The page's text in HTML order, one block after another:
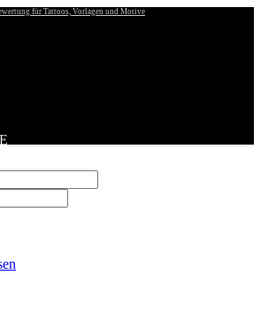
für Tattoos, Vorlagen und Motive